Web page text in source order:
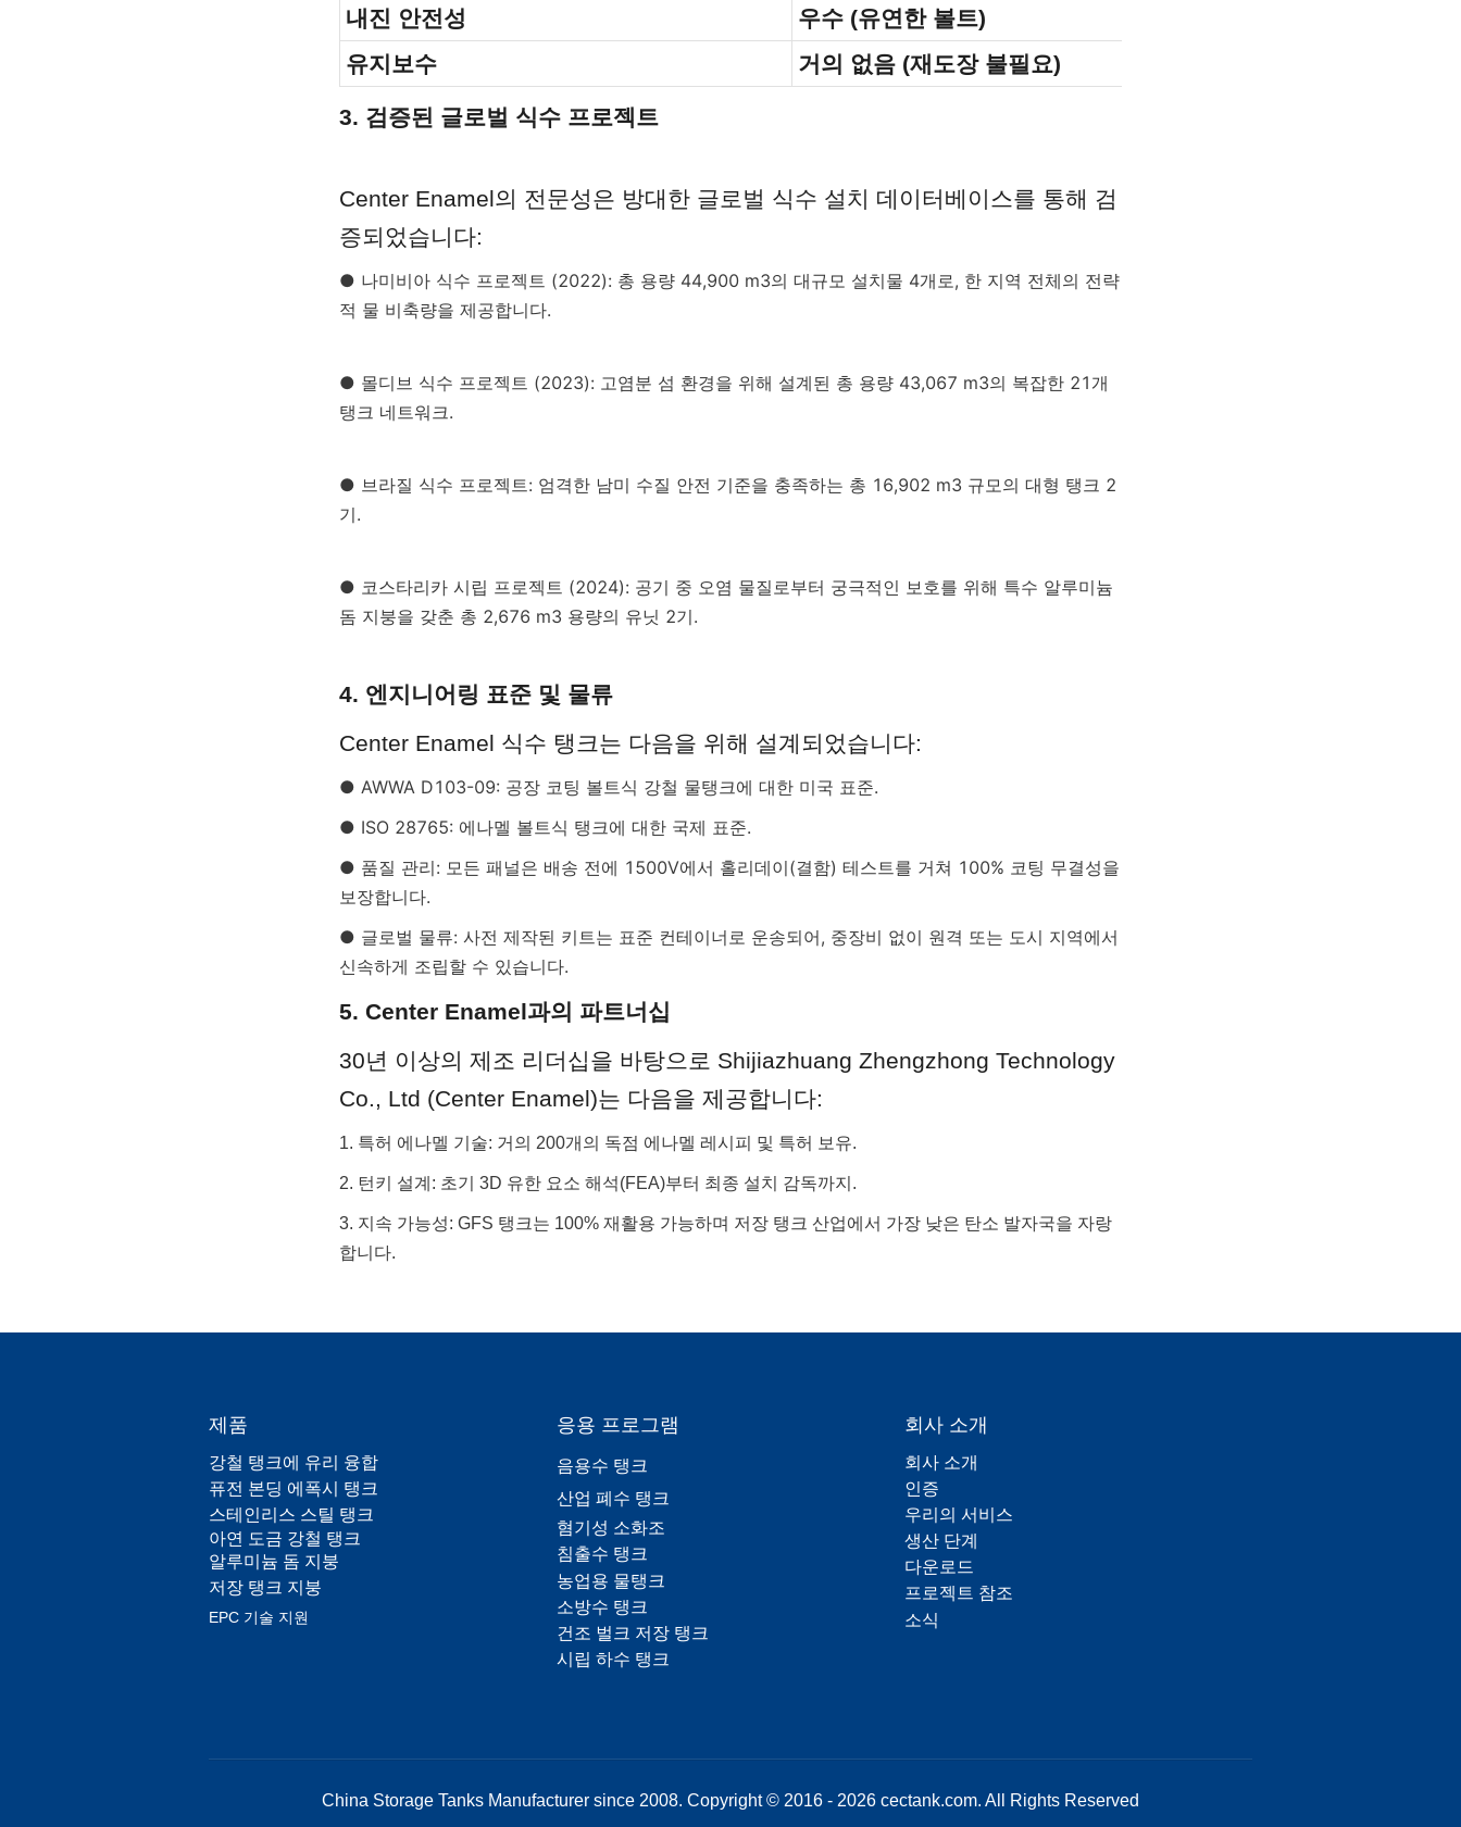
내진 안전성
우수 (유연한 볼트)
유지보수
거의 없음 (재도장 불필요)
3. 검증된 글로벌 식수 프로젝트
Center Enamel의 전문성은 방대한 글로벌 식수 설치 데이터베이스를 통해 검
증되었습니다:
● 나미비아 식수 프로젝트 (2022): 총 용량 44,900 m3의 대규모 설치물 4개로, 한 지역 전체의 전략
적 물 비축량을 제공합니다.
● 몰디브 식수 프로젝트 (2023): 고염분 섬 환경을 위해 설계된 총 용량 43,067 m3의 복잡한 21개
탱크 네트워크.
● 브라질 식수 프로젝트: 엄격한 남미 수질 안전 기준을 충족하는 총 16,902 m3 규모의 대형 탱크 2
기.
● 코스타리카 시립 프로젝트 (2024): 공기 중 오염 물질로부터 궁극적인 보호를 위해 특수 알루미늄
돔 지붕을 갖춘 총 2,676 m3 용량의 유닛 2기.
4. 엔지니어링 표준 및 물류
Center Enamel 식수 탱크는 다음을 위해 설계되었습니다:
● AWWA D103-09: 공장 코팅 볼트식 강철 물탱크에 대한 미국 표준.
● ISO 28765: 에나멜 볼트식 탱크에 대한 국제 표준.
● 품질 관리: 모든 패널은 배송 전에 1500V에서 홀리데이(결함) 테스트를 거쳐 100% 코팅 무결성을
보장합니다.
● 글로벌 물류: 사전 제작된 키트는 표준 컨테이너로 운송되어, 중장비 없이 원격 또는 도시 지역에서
신속하게 조립할 수 있습니다.
5. Center Enamel과의 파트너십
30년 이상의 제조 리더십을 바탕으로 Shijiazhuang Zhengzhong Technology
Co., Ltd (Center Enamel)는 다음을 제공합니다:
1. 특허 에나멜 기술: 거의 200개의 독점 에나멜 레시피 및 특허 보유.
2. 턴키 설계: 초기 3D 유한 요소 해석(FEA)부터 최종 설치 감독까지.
3. 지속 가능성: GFS 탱크는 100% 재활용 가능하며 저장 탱크 산업에서 가장 낮은 탄소 발자국을 자랑
합니다.
제품
강철 탱크에 유리 융합
퓨전 본딩 에폭시 탱크
스테인리스 스틸 탱크
아연 도금 강철 탱크
알루미늄 돔 지붕
저장 탱크 지붕
EPC 기술 지원
응용 프로그램
음용수 탱크
산업 폐수 탱크
혐기성 소화조
침출수 탱크
농업용 물탱크
소방수 탱크
건조 벌크 저장 탱크
시립 하수 탱크
회사 소개
회사 소개
인증
우리의 서비스
생산 단계
다운로드
프로젝트 참조
소식
China Storage Tanks Manufacturer since 2008. Copyright © 2016 - 2026 cectank.com. All Rights Reserved